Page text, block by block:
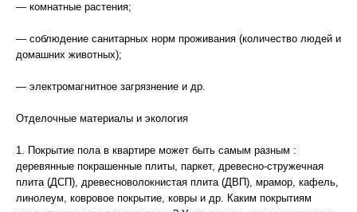
— комнатные растения;
— соблюдение санитарных норм проживания (количество людей и
домашних животных);
— электромагнитное загрязнение и др.
Отделочные материалы и экология
1. Покрытие пола в квартире может быть самым разным :
деревянные покрашенные плиты, паркет, древесно-стружечная
плита (ДСП), древесноволокнистая плита (ДВП), мрамор, кафель,
линолеум, ковровое покрытие, ковры и др. Каким покрытиям